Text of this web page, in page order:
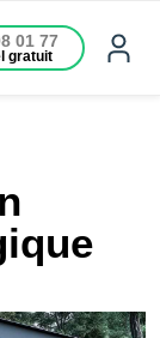
01 77
gratuit